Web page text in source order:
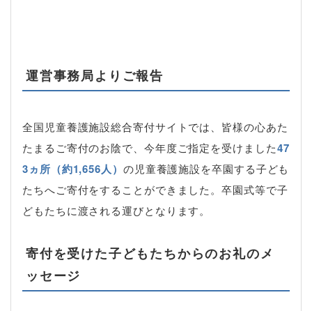
運営事務局よりご報告
全国児童養護施設総合寄付サイトでは、皆様の心あた
たまるご寄付のお陰で、今年度ご指定を受けました47
3ヵ所（約1,656人） の児童養護施設を卒園する子ども
たちへご寄付をすることができました。卒園式等で子
どもたちに渡される運びとなります。
寄付を受けた子どもたちからのお礼のメ
ッセージ